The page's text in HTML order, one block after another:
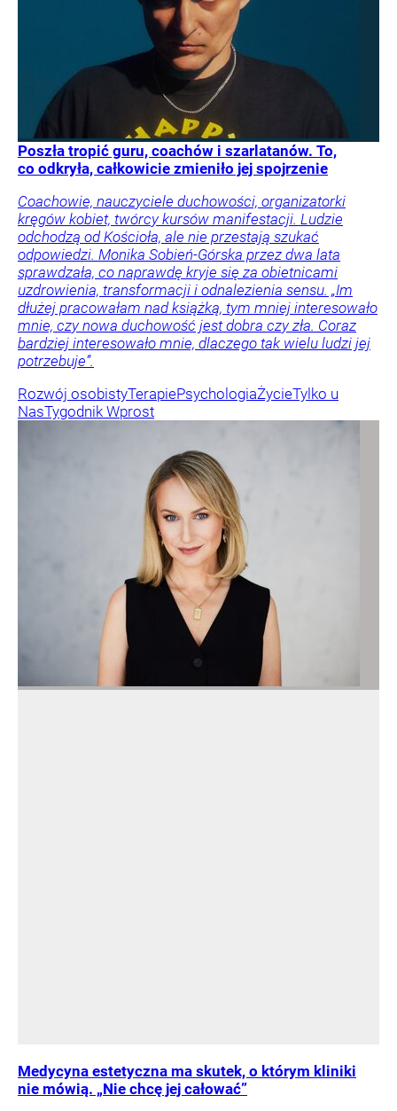
Poszła tropić guru, coachów i szarlatanów. To,
co odkryła, całkowicie zmieniło jej spojrzenie
Coachowie, nauczyciele duchowości, organizatorki
kręgów kobiet, twórcy kursów manifestacji. Ludzie
odchodzą od Kościoła, ale nie przestają szukać
odpowiedzi. Monika Sobień-Górska przez dwa lata
sprawdzała, co naprawdę kryje się za obietnicami
uzdrowienia, transformacji i odnalezienia sensu. „Im
dłużej pracowałam nad książką, tym mniej interesowało
mnie, czy nowa duchowość jest dobra czy zła. Coraz
bardziej interesowało mnie, dlaczego tak wielu ludzi jej
potrzebuje”.
Rozwój osobistyTerapiePsychologiaŻycieTylko u
NasTygodnik Wprost
Medycyna estetyczna ma skutek, o którym kliniki
nie mówią. „Nie chcę jej całować”